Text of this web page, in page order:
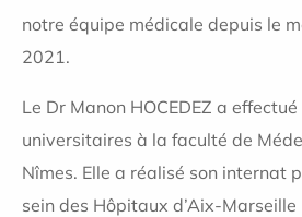
notre équipe médicale depuis le
2021.
Le Dr Manon HOCEDEZ a
universitaires à la faculté de
Nîmes. Elle a réalisé son internat
sein des Hôpitaux d’Aix-